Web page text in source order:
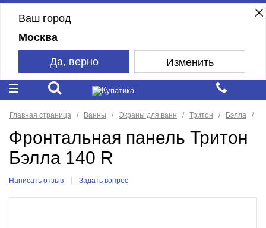
Ваш город
Москва
Да, верно Изменить
Главная страница Ванны Экраны для ванн Тритон Бэлла
Фронтальная панель Тритон
Бэлла 140 R
Написать отзыв Задать вопрос